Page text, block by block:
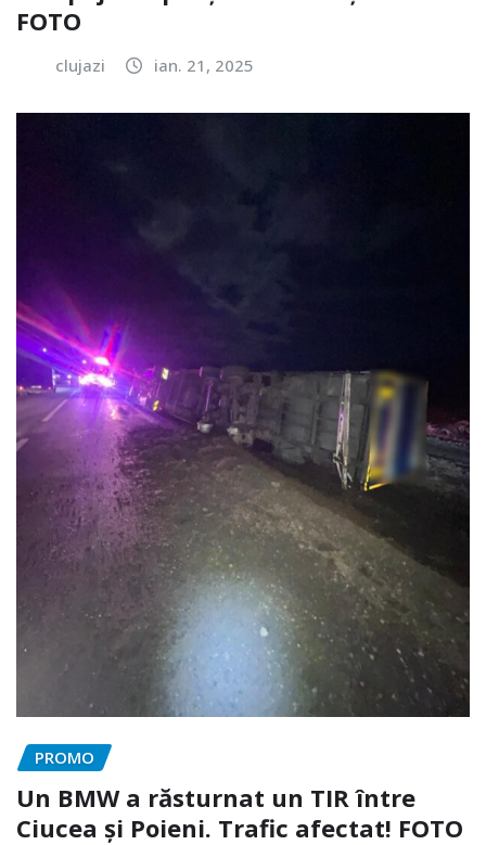
FOTO
clujazi ian. 21, 2025
PROMO
Un BMW a răsturnat un TIR între
Ciucea și Poieni. Trafic afectat! FOTO